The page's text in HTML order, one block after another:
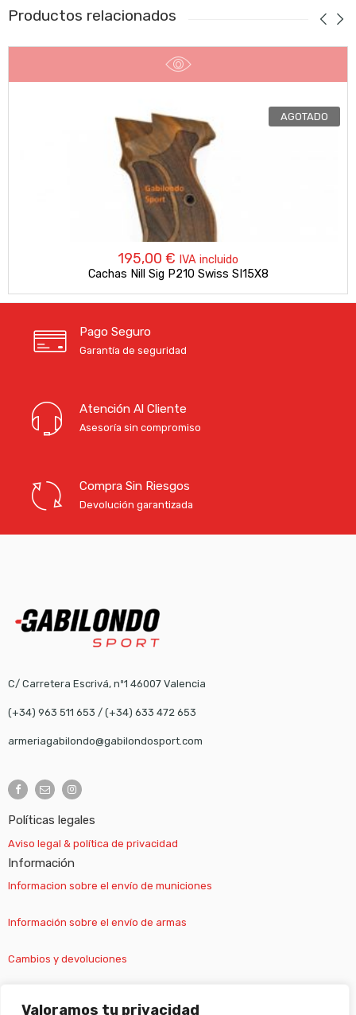
Valoramos tu privacidad
Productos relacionados
AGOTADO
195,00 € IVA incluido
Cachas Nill Sig P210 Swiss SI15X8
Pago Seguro
Garantía de seguridad
Atención Al Cliente
Asesoría sin compromiso
Compra Sin Riesgos
Devolución garantizada
C/ Carretera Escrivá, nº1 46007 Valencia
(+34) 963 511 653 / (+34) 633 472 653
armeriagabilondo@gabilondosport.com
Políticas legales
Aviso legal & política de privacidad
Información
Informacion sobre el envío de municiones
Información sobre el envío de armas
Cambios y devoluciones
Suscripción newsletter